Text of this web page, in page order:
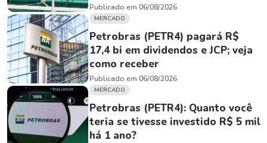
Publicado em 06/08/2026
MERCADO
Petrobras (PETR4) pagará R$
17,4 bi em dividendos e JCP; veja
como receber
Publicado em 06/08/2026
MERCADO
Petrobras (PETR4): Quanto você
teria se tivesse investido R$ 5 mil
há 1 ano?